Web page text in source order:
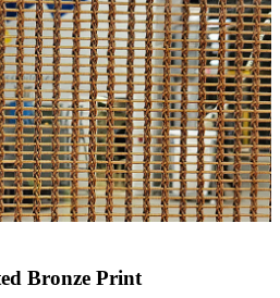
Bronze Print